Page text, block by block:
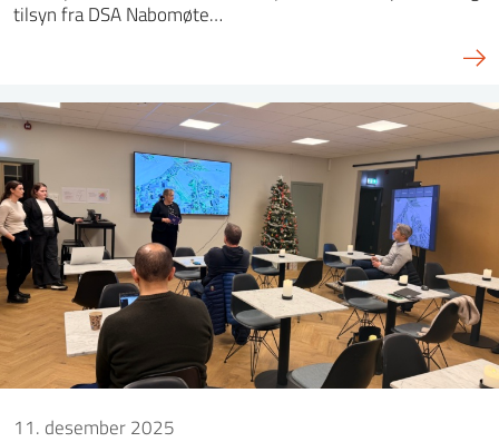
tilsyn fra DSA Nabomøte…
11. desember 2025